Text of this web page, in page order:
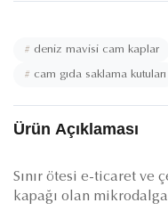
# deniz mavisi cam kaplar
# cam gıda saklama kutuları
Ürün Açıklaması
Sınır ötesi e-ticaret
kapağı olan